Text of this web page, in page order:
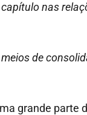
nas
de
grande parte